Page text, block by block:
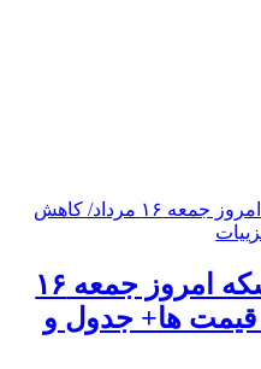
قیمت طلا و سکه امروز جمعه ۱۶
ها+ جدول و